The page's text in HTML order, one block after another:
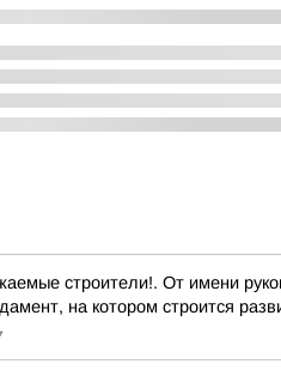
строители!. От имени
на котором строится